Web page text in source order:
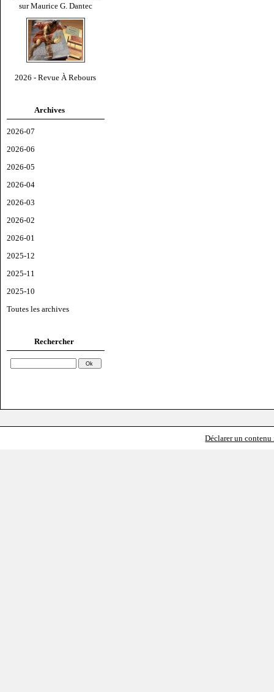
sur Maurice G. Dantec
2026 - Revue À Rebours
Archives
2026-07
2026-06
2026-05
2026-04
2026-03
2026-02
2026-01
2025-12
2025-11
2025-10
Toutes les archives
Rechercher
Déclarer un